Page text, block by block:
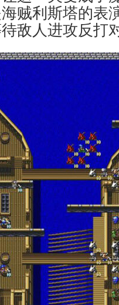
贼利斯塔的表
敌人进攻反打